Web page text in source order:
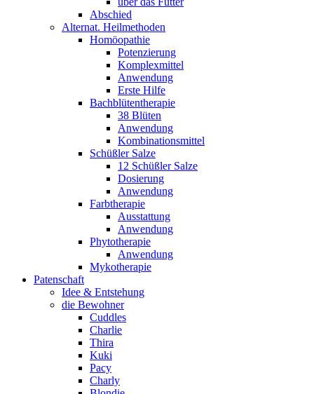
Abschied
Alternat. Heilmethoden
Homöopathie
Potenzierung
Komplexmittel
Anwendung
Erste Hilfe
Bachblütentherapie
38 Blüten
Anwendung
Kombinationsmittel
Schüßler Salze
12 Schüßler Salze
Dosierung
Anwendung
Farbtherapie
Ausstattung
Anwendung
Phytotherapie
Anwendung
Mykotherapie
Patenschaft
Idee & Entstehung
die Bewohner
Cuddles
Charlie
Thira
Kuki
Pacy
Charly